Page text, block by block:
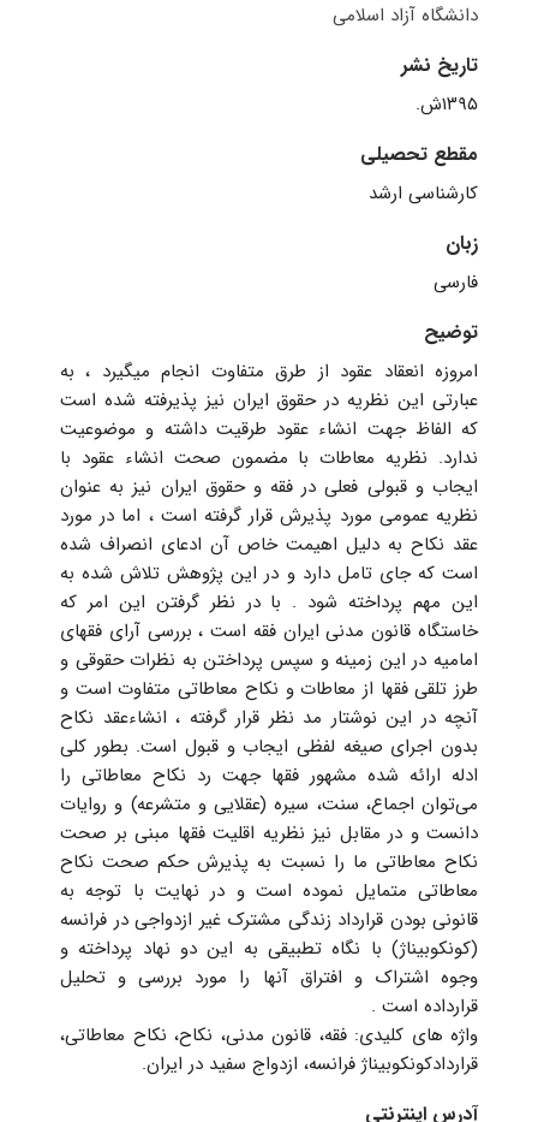
دانشگاه آزاد اسلامی
تاریخ نشر
۱۳۹۵ش.
مقطع تحصیلی
کارشناسی ارشد
زبان
فارسی
توضیح
امروزه انعقاد عقود از طرق متفاوت انجام میگیرد ، به
عبارتی این نظریه در حقوق ایران نیز پذیرفته شده است
که الفاظ جهت انشاء عقود طرقیت داشته و موضوعیت
ندارد. نظریه معاطات با مضمون صحت انشاء عقود با
ایجاب و قبولی فعلی در فقه و حقوق ایران نیز به عنوان
نظریه عمومی مورد پذیرش قرار گرفته است ، اما در مورد
عقد نکاح به دلیل اهیمت خاص آن ادعای انصراف شده
است که جای تامل دارد و در این پژوهش تلاش شده به
این مهم پرداخته شود . با در نظر گرفتن این امر که
خاستگاه قانون مدنی ایران فقه است ، بررسی آرای فقهای
امامیه در این زمینه و سپس پرداختن به نظرات حقوقی و
طرز تلقی فقها از معاطات و نکاح معاطاتی متفاوت است و
آنچه در این نوشتار مد نظر قرار گرفته ، انشاءعقد نکاح
بدون اجرای صیغه لفظی ایجاب و قبول است. بطور کلی
ادله ارائه شده مشهور فقها جهت رد نکاح معاطاتی را
می‌توان اجماع، سنت، سیره (عقلایی و متشرعه) و روایات
دانست و در مقابل نیز نظریه اقلیت فقها مبنی بر صحت
نکاح معاطاتی ما را نسبت به پذیرش حکم صحت نکاح
معاطاتی متمایل نموده است و در نهایت با توجه به
قانونی بودن قرارداد زندگی مشترک غیر ازدواجی در فرانسه
(کونکوبیناژ) با نگاه تطبیقی به این دو نهاد پرداخته و
وجوه اشتراک و افتراق آنها را مورد بررسی و تحلیل
قرارداده است .
واژه های کلیدی: فقه، قانون مدنی، نکاح، نکاح معاطاتی،
قراردادکونکوبیناژ فرانسه، ازدواج سفید در ایران.
آدرس اینترنتی